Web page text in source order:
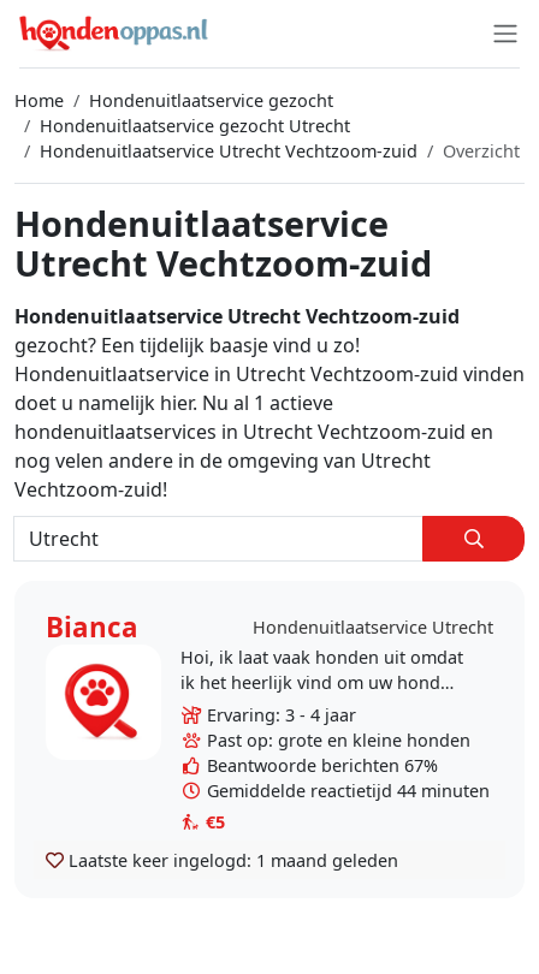
Home
Hondenuitlaatservice gezocht
Hondenuitlaatservice gezocht Utrecht
Hondenuitlaatservice Utrecht Vechtzoom-zuid
Overzicht
Hondenuitlaatservice
Utrecht Vechtzoom-zuid
Hondenuitlaatservice Utrecht Vechtzoom-zuid
gezocht? Een tijdelijk baasje vind u zo!
Hondenuitlaatservice in Utrecht Vechtzoom-zuid vinden
doet u namelijk hier. Nu al 1 actieve
hondenuitlaatservices in Utrecht Vechtzoom-zuid en
nog velen andere in de omgeving van Utrecht
Vechtzoom-zuid!
Bianca
Hondenuitlaatservice Utrecht
Hoi, ik laat vaak honden uit omdat
ik het heerlijk vind om uw hond
persoonlijke aandacht te kunnen
geven. Ik heb veel ervaring met
lastig gedrag van..
Ervaring: 3 - 4 jaar
Past op: grote en kleine honden
Beantwoorde berichten 67%
Gemiddelde reactietijd 44 minuten
€5
Laatste keer ingelogd: 1 maand geleden